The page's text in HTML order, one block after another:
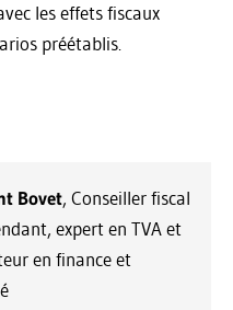
les effets fiscaux
préétablis.
Bovet, Conseiller fiscal
expert en TVA et
en finance et